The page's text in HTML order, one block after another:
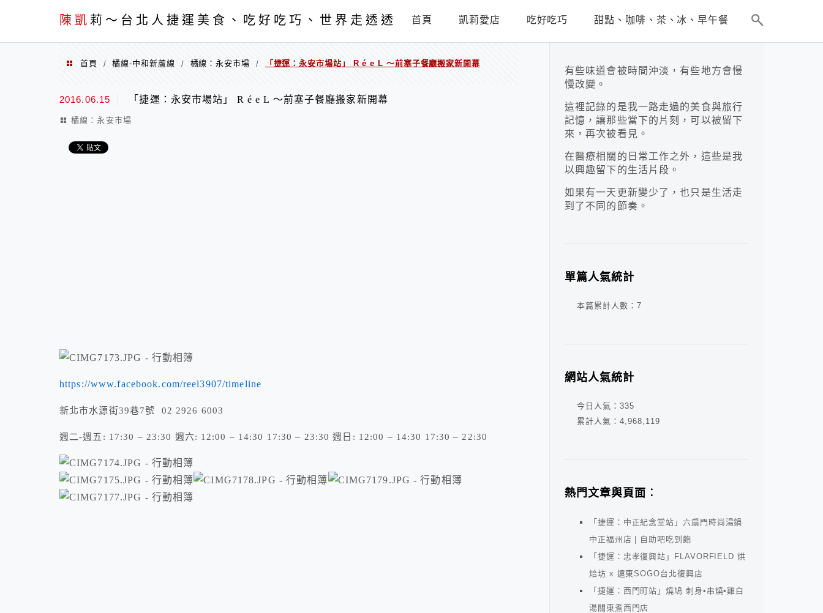
陳凱 莉～台北人捷運美食、吃好吃巧、世界走透透
menu
首頁 凱莉愛店 吃好吃巧 甜點、咖啡、茶、冰、早午餐
首頁 / 橘線-中和新蘆線 / 橘線：永安市場 / 「捷運：永安市場站」 R é e L ～前塞子餐廳搬家新開幕
2016.06.15 「捷運：永安市場站」 R é e L ～前塞子餐廳搬家新開幕
橘線：永安市場
https://www.facebook.com/reel3907/timeline
新北市水源街39巷7號 02 2926 6003
週二-週五: 17:30 – 23:30 週六: 12:00 – 14:30 17:30 – 23:30 週日: 12:00 – 14:30 17:30 – 22:30
有些味道會被時間沖淡，有些地方會慢
慢改變。
這裡記錄的是我一路走過的美食與旅行
記憶，讓那些當下的片刻，可以被留下
來，再次被看見。
在醫療相關的日常工作之外，這些是我
以興趣留下的生活片段。
如果有一天更新變少了，也只是生活走
到了不同的節奏。
單篇人氣統計
本篇累計人數： 7
網站人氣統計
今日人氣： 335
累計人氣： 4,968,119
熱門文章與頁面︰
「捷運：中正紀念堂站」六扇門時尚湯鍋
中正福州店 | 自助吧吃到飽
「捷運：忠孝復興站」FLAVORFIELD 烘
焙坊 x 遠東SOGO台北復興店
「捷運：西門町站」燒鳩 刺身•串燒•雞白
湯關東煮西門店